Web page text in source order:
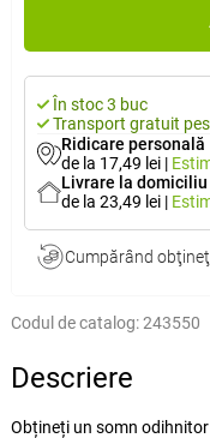
În stoc 3 buc
Transport gratuit
Ridicare personală
de la 17,49 lei |
Livrare la domiciliu
de la 23,49 lei |
Cumpărând
Codul de catalog:243550
Descriere
Obțineți un somn